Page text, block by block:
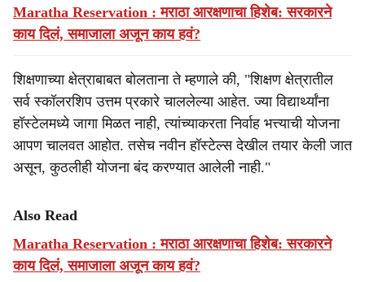
Maratha Reservation : मराठा आरक्षणाचा हिशेब: सरकारने
काय दिलं, समाजाला अजून काय हवं?
शिक्षणाच्या क्षेत्राबाबत बोलताना ते म्हणाले की, "शिक्षण क्षेत्रातील
सर्व स्कॉलरशिप उत्तम प्रकारे चाललेल्या आहेत. ज्या विद्यार्थ्यांना
हॉस्टेलमध्ये जागा मिळत नाही, त्यांच्याकरता निर्वाह भत्त्याची योजना
आपण चालवत आहोत. तसेच नवीन हॉस्टेल्स देखील तयार केली जात
असून, कुठलीही योजना बंद करण्यात आलेली नाही."
Also Read
Maratha Reservation : मराठा आरक्षणाचा हिशेब: सरकारने
काय दिलं, समाजाला अजून काय हवं?